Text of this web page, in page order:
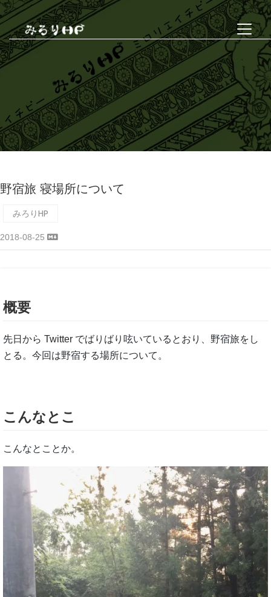
野宿旅 寝場所について
みろりHP
2018-08-25
概要
先日から Twitter でばりばり呟いているとおり、野宿旅をし
とる。今回は野宿する場所について。
こんなとこ
こんなとことか。